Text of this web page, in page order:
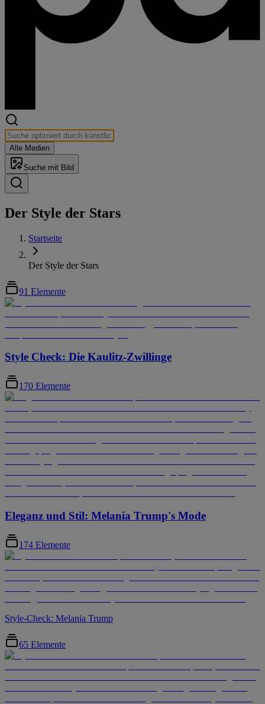
Alle Medien
Suche mit Bild
Der Style der Stars
Startseite
Der Style der Stars
91 Elemente
Style Check: Die Kaulitz-Zwillinge
170 Elemente
Eleganz und Stil: Melania Trump's Mode
174 Elemente
Style-Check: Melania Trump
65 Elemente